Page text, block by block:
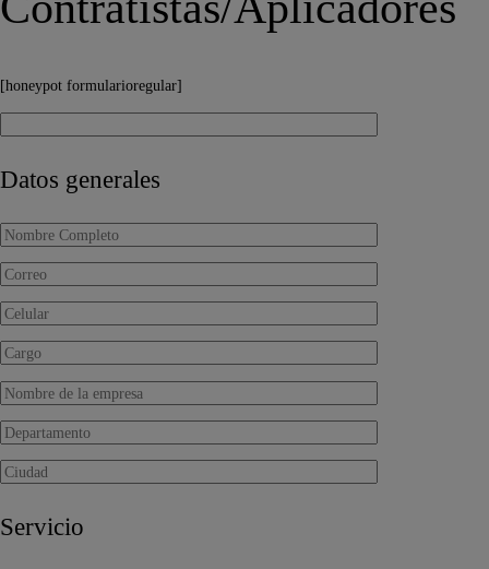
[honeypot formularioregular]
Datos generales
Servicio